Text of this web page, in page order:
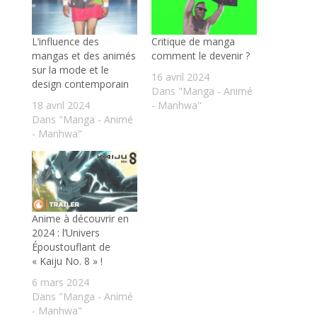
L’influence des
mangas et des animés
sur la mode et le
design contemporain
18 avril 2024
Dans "Manga - Animé
- Manhwa"
Critique de manga
comment le devenir ?
16 avril 2024
Dans "Manga - Animé
- Manhwa"
Anime à découvrir en
2024 : l’Univers
Époustouflant de
« Kaiju No. 8 » !
6 mars 2024
Dans "Manga - Animé
- Manhwa"